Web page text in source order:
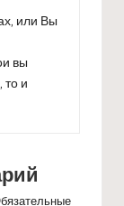
или Вы
вы
то и